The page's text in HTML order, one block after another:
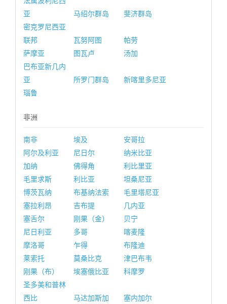
亚
马绍尔群岛
斐济群岛
密克罗尼西亚
联邦
瓦努阿图
帕劳
萨摩亚
图瓦卢
汤加
巴布亚新几内
亚
所罗门群岛
新喀里多尼亚
瑙鲁
非洲
南非 埃及
安哥拉
阿尔及利亚
尼日尔
纳米比亚
加纳
佛得角
利比里亚
毛里求斯
利比亚
坦桑尼亚
博茨瓦纳
布基纳法索
毛里塔尼亚
塞拉利昂
吉布提
几内亚
塞舌尔
刚果（金）
贝宁
尼日利亚
多哥
喀麦隆
摩洛哥
乍得
布隆迪
莱索托
莫桑比克
津巴布韦
刚果（布）
埃塞俄比亚
科摩罗
圣多美和普林
西比
马达加斯加 塞内加尔